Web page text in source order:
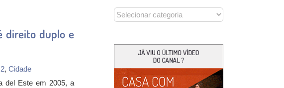
direito duplo e
, Cidade
del Este em 2005, a
CATEGORIAS